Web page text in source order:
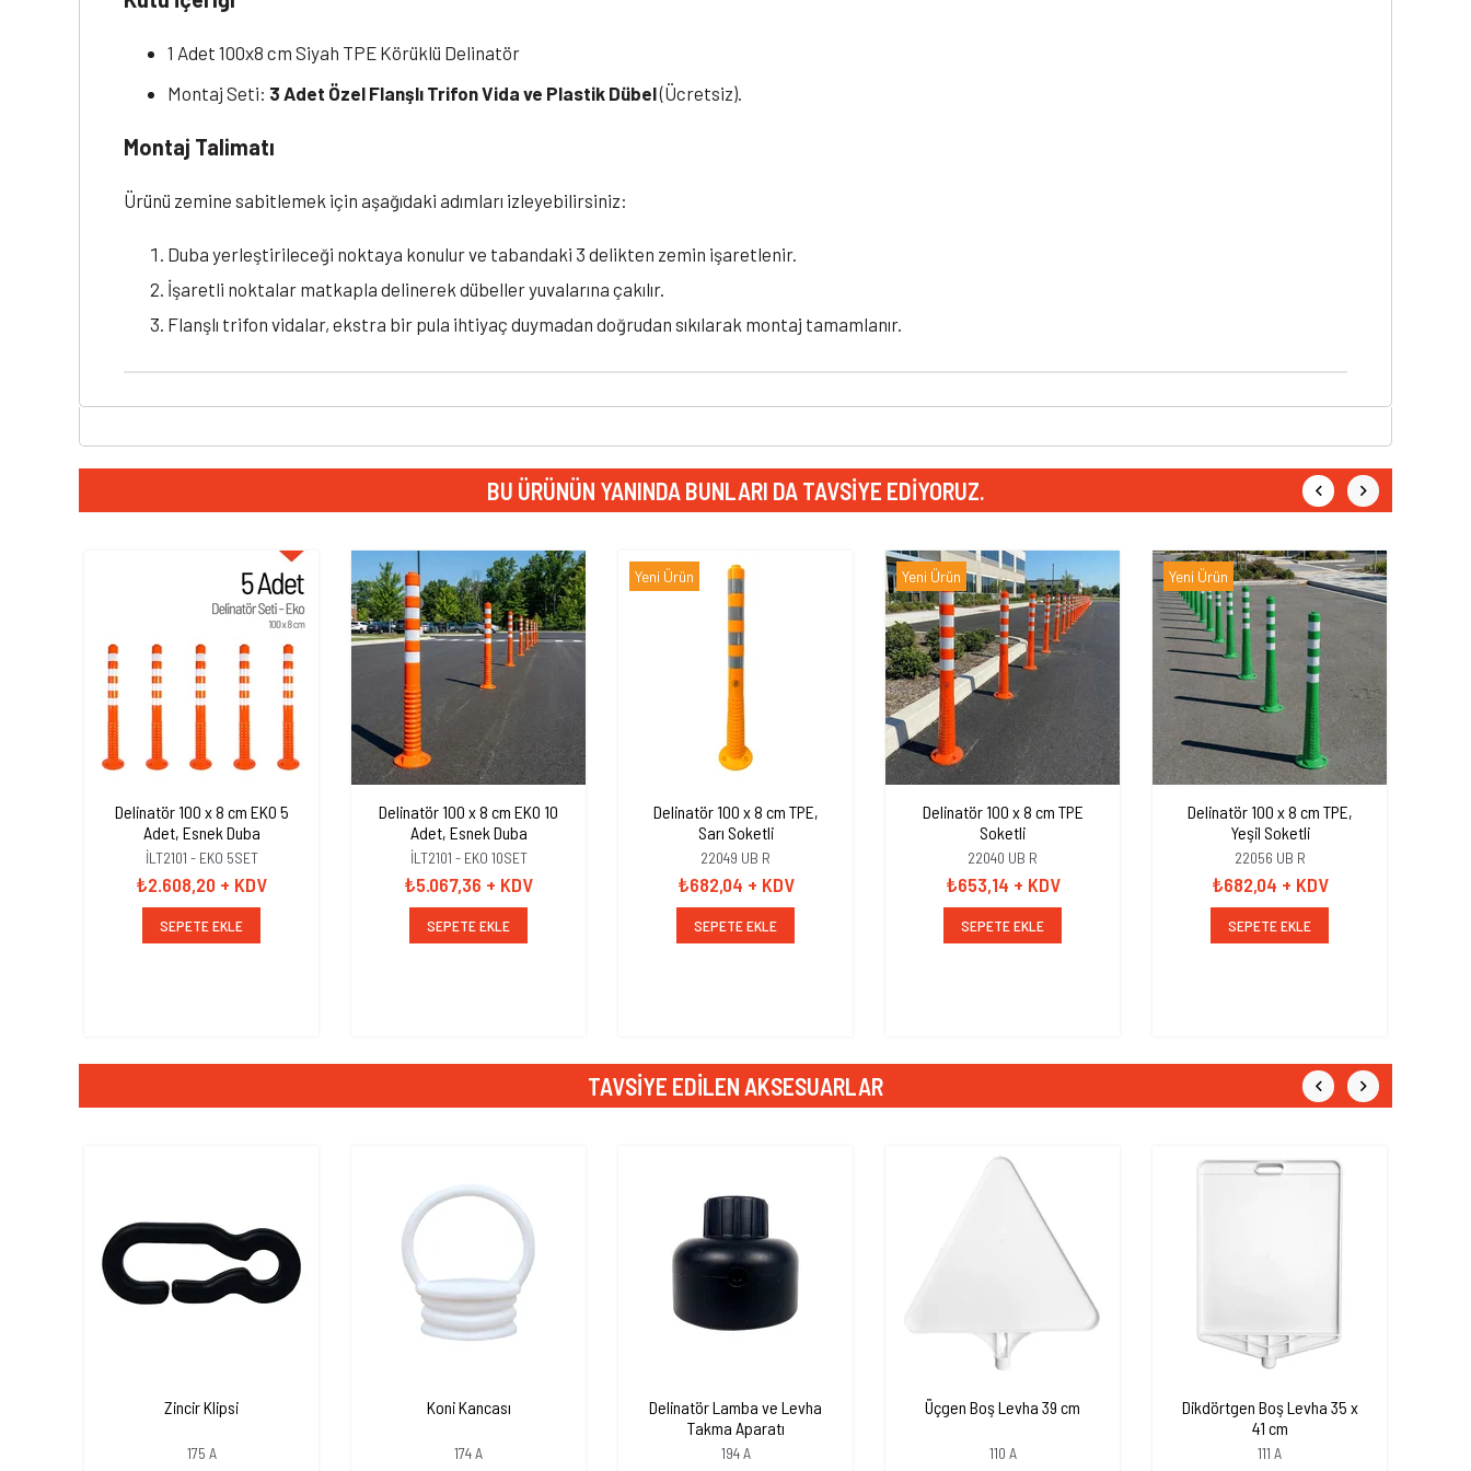
1 Adet 100x8 cm Siyah TPE Körüklü Delinatör
Montaj Seti: 3 Adet Özel Flanşlı Trifon Vida ve Plastik Dübel(Ücretsiz).
Montaj Talimatı
Ürünü zemine sabitlemek için aşağıdaki adımları izleyebilirsiniz:
Duba yerleştirileceği noktaya konulur ve tabandaki 3 delikten zemin işaretlenir.
İşaretli noktalar matkapla delinerek dübeller yuvalarına çakılır.
Flanşlı trifon vidalar, ekstra bir pula ihtiyaç duymadan doğrudan sıkılarak montaj tamamlanır.
BU ÜRÜNÜN YANINDA BUNLARI DA TAVSIYE EDIYORUZ.
Delinatör 100 x 8 cm EKO 5
Adet, Esnek Duba
İLT2101 - EKO 5SET
₺2.608,20 + KDV
SEPETE EKLE
Delinatör 100 x 8 cm EKO 10
Adet, Esnek Duba
İLT2101 - EKO 10SET
₺5.067,36 + KDV
SEPETE EKLE
Delinatör 100 x 8 cm TPE,
Sarı Soketli
22049 UB R
₺682,04 + KDV
SEPETE EKLE
Yeni Ürün
Delinatör 100 x 8 cm TPE
Soketli
22040 UB R
₺653,14 + KDV
SEPETE EKLE
Yeni Ürün
Delinatör 100 x 8 cm TPE,
Yeşil Soketli
22056 UB R
₺682,04 + KDV
SEPETE EKLE
Yeni Ürün
TAVSIYE EDILEN AKSESUARLAR
Zincir Klipsi
175 A
Koni Kancası
174 A
Delinatör Lamba ve Levha
Takma Aparatı
194 A
Üçgen Boş Levha 39 cm
110 A
Dikdörtgen Boş Levha 35 x
41 cm
111 A